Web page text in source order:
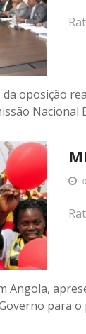
oposição
Angola,
para